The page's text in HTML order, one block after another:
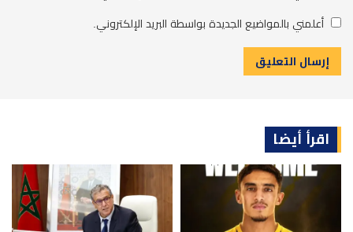
أعلمني بالمواضيع الجديدة بواسطة البريد الإلكتروني.
اقرأ أيضا